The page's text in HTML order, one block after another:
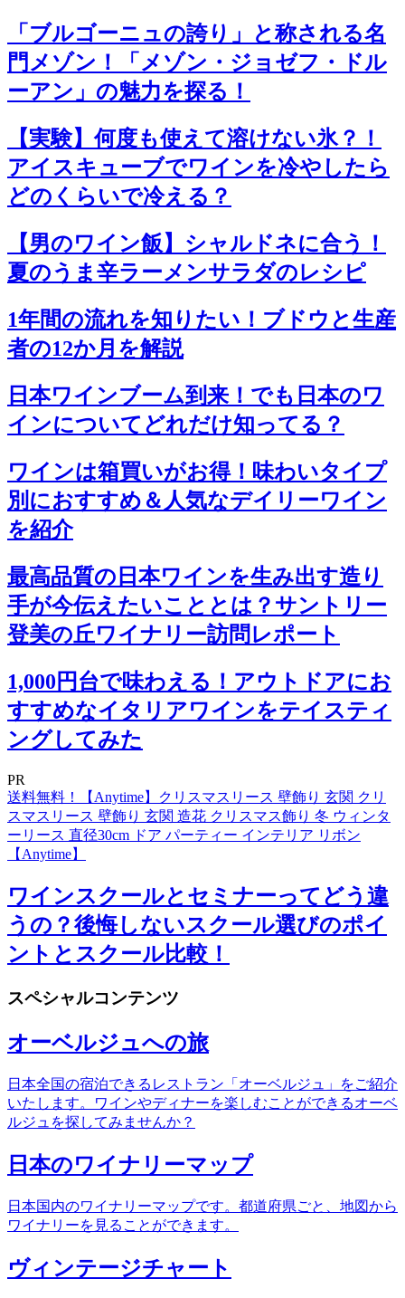
「ブルゴーニュの誇り」と称される名
門メゾン！「メゾン・ジョゼフ・ドル
ーアン」の魅力を探る！
【実験】何度も使えて溶けない氷？！
アイスキューブでワインを冷やしたら
どのくらいで冷える？
【男のワイン飯】シャルドネに合う！
夏のうま辛ラーメンサラダのレシピ
1年間の流れを知りたい！ブドウと生産
者の12か月を解説
日本ワインブーム到来！でも日本のワ
インについてどれだけ知ってる？
ワインは箱買いがお得！味わいタイプ
別におすすめ＆人気なデイリーワイン
を紹介
最高品質の日本ワインを生み出す造り
手が今伝えたいこととは？サントリー
登美の丘ワイナリー訪問レポート
1,000円台で味わえる！アウトドアにお
すすめなイタリアワインをテイスティ
ングしてみた
PR
送料無料！【Anytime】クリスマスリース 壁飾り 玄関 クリ
スマスリース 壁飾り 玄関 造花 クリスマス飾り 冬 ウィンタ
ーリース 直径30cm ドア パーティー インテリア リボン
【Anytime】
ワインスクールとセミナーってどう違
うの？後悔しないスクール選びのポイ
ントとスクール比較！
スペシャルコンテンツ
オーベルジュへの旅
日本全国の宿泊できるレストラン「オーベルジュ」をご紹介
いたします。ワインやディナーを楽しむことができるオーベ
ルジュを探してみませんか？
日本のワイナリーマップ
日本国内のワイナリーマップです。都道府県ごと、地図から
ワイナリーを見ることができます。
ヴィンテージチャート